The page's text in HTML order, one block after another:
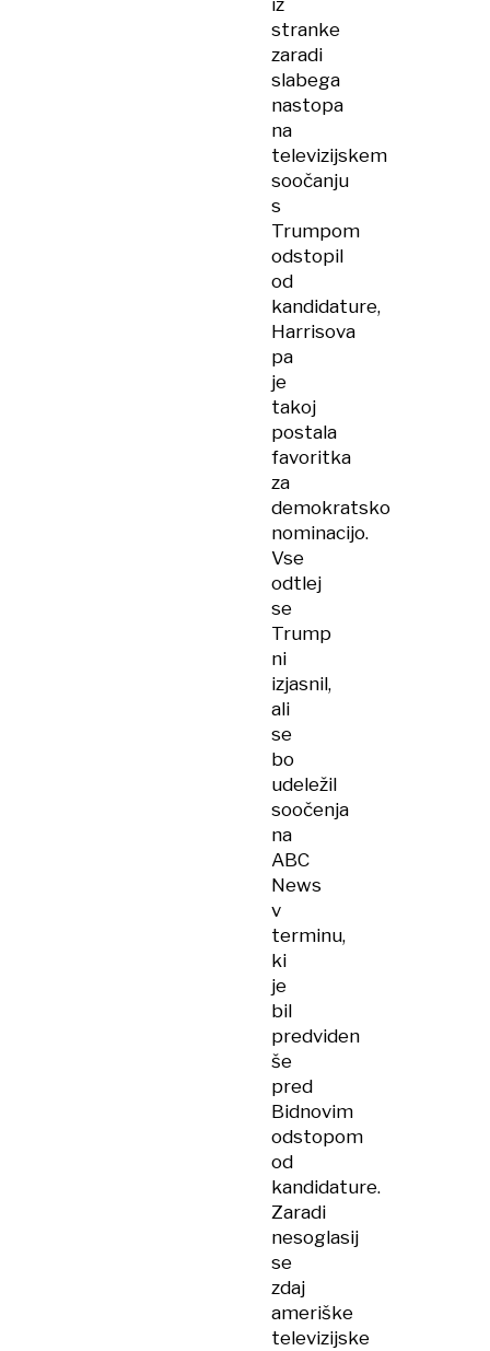
iz
stranke
zaradi
slabega
nastopa
na
televizijskem
soočanju
s
Trumpom
odstopil
od
kandidature,
Harrisova
pa
je
takoj
postala
favoritka
za
demokratsko
nominacijo.
Vse
odtlej
se
Trump
ni
izjasnil,
ali
se
bo
udeležil
soočenja
na
ABC
News
v
terminu,
ki
je
bil
predviden
še
pred
Bidnovim
odstopom
od
kandidature.
Zaradi
nesoglasij
se
zdaj
ameriške
televizijske